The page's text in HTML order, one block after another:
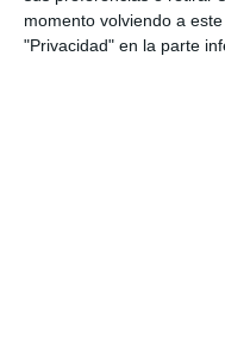
momento volviendo a
"Privacidad" en la parte